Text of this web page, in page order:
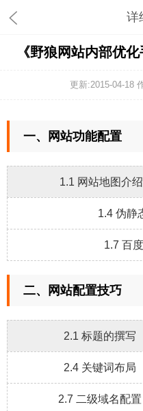
详
《野狼网站内部优
更新:2015-04-18
一、网站功能配置
1.1 网站地图介
1.4 伪静
1.7 百
二、网站配置技巧
2.1 标题的撰写
2.4 关键词布局
2.7 二级域名配置